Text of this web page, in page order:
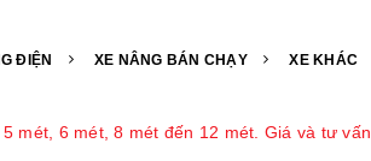
ĐIỆN XE NÂNG BÁN CHẠY XE KHÁC
mét, 6 mét, 8 mét đến 12 mét. Giá và tư vấn